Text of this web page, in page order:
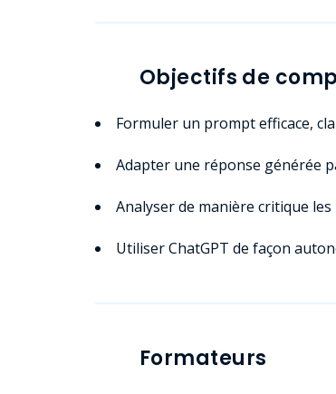
Objectifs de
Formuler un prompt efficace,
Adapter une réponse générée
Analyser de manière critique
Utiliser ChatGPT de façon
Formateurs